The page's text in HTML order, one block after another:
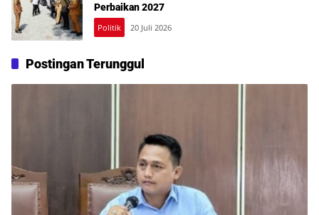
Perbaikan 2027
Politik 20 Juli 2026
Postingan Terunggul